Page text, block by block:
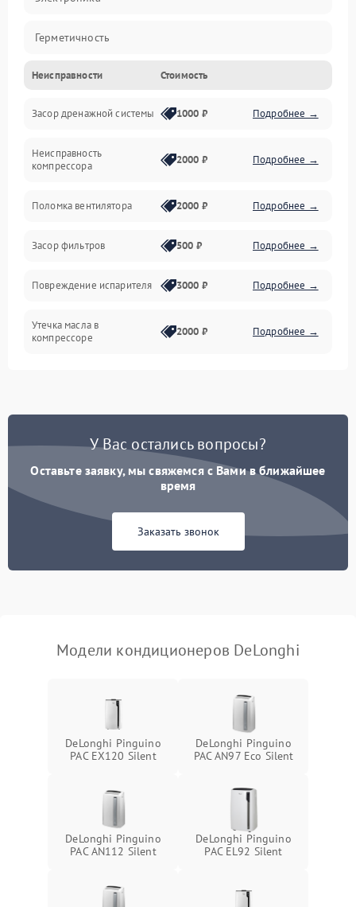
Герметичность
Механика
Управление
Электропитание
Неисправности Стоимость
Засор дренажной системы 1000 ₽ Подробнее →
Неисправность
компрессора
2000 ₽ Подробнее →
Поломка вентилятора 2000 ₽ Подробнее →
Засор фильтров 500 ₽ Подробнее →
Повреждение испарителя 3000 ₽ Подробнее →
Утечка масла в
компрессоре
2000 ₽ Подробнее →
четырехходового клапана
Подробнее →
вентилятора
1500 ₽ Подробнее →
1000 ₽ Подробнее →
У Вас остались вопросы?
Оставьте заявку, мы свяжемся с Вами в ближайшее
время
Заказать звонок
Модели кондиционеров DeLonghi
DeLonghi Pinguino
PAC EX120 Silent
DeLonghi Pinguino
PAC AN97 Eco Silent
DeLonghi Pinguino
PAC AN112 Silent
DeLonghi Pinguino
PAC EL92 Silent